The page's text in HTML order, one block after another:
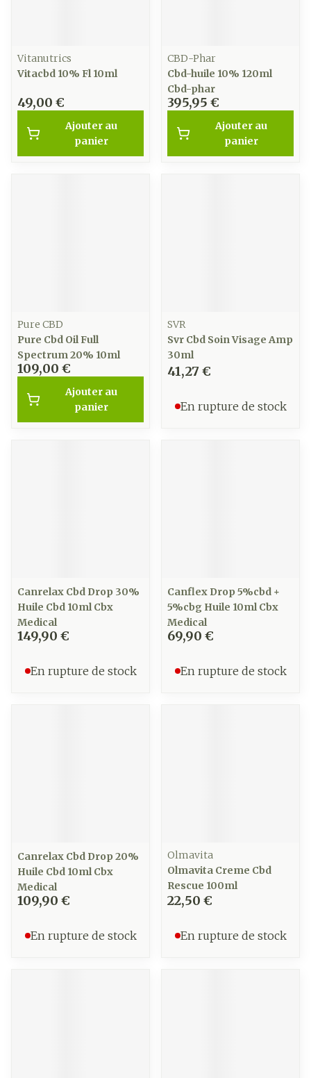
Vitanutrics
Vitacbd 10% Fl 10ml
49,00 €
Ajouter au
panier
CBD-Phar
Cbd-huile 10% 120ml
Cbd-phar
395,95 €
Ajouter au
panier
Pure CBD
Pure Cbd Oil Full
Spectrum 20% 10ml
109,00 €
Ajouter au
panier
SVR
Svr Cbd Soin Visage Amp
30ml
41,27 €
En rupture de stock
Canrelax Cbd Drop 30%
Huile Cbd 10ml Cbx
Medical
149,90 €
En rupture de stock
Canflex Drop 5%cbd +
5%cbg Huile 10ml Cbx
Medical
69,90 €
En rupture de stock
Canrelax Cbd Drop 20%
Huile Cbd 10ml Cbx
Medical
109,90 €
En rupture de stock
Olmavita
Olmavita Creme Cbd
Rescue 100ml
22,50 €
En rupture de stock